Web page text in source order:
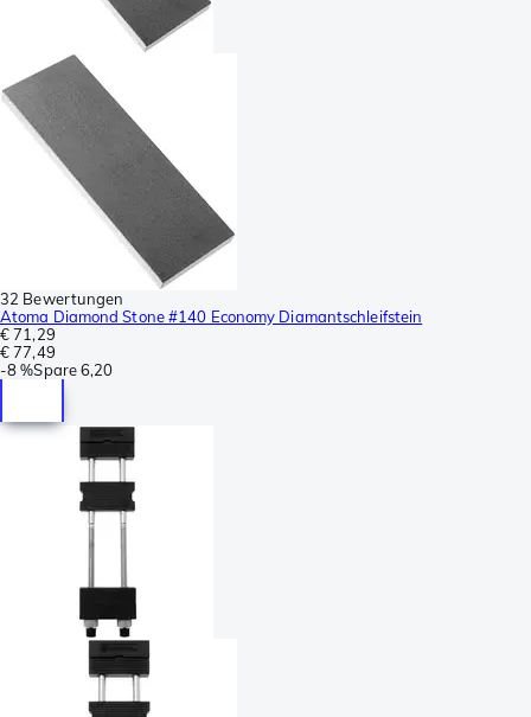
32 Bewertungen
Atoma Diamond Stone #140 Economy Diamantschleifstein
€ 71,29
€ 77,49
-8 %Spare6,20